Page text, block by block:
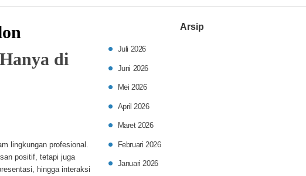
di
lingkungan profesional.
positif, tetapi juga
hingga interaksi
Arsip
Juli 2026
Juni 2026
Mei 2026
April 2026
Maret 2026
Februari 2026
Januari 2026